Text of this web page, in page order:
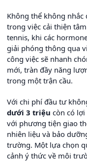
Không thể không nhắc
trong việc cải thiện
tennis, khi các
giải phóng thông qua
công việc sẽ nhanh
mới, tràn đầy năng
trong một trận cầu.
Với chi phí đầu tư
dưới 3 triệu còn có
với phương tiện giao
nhiên liệu và bảo
trường. Một lựa chọn
cảnh ý thức về môi